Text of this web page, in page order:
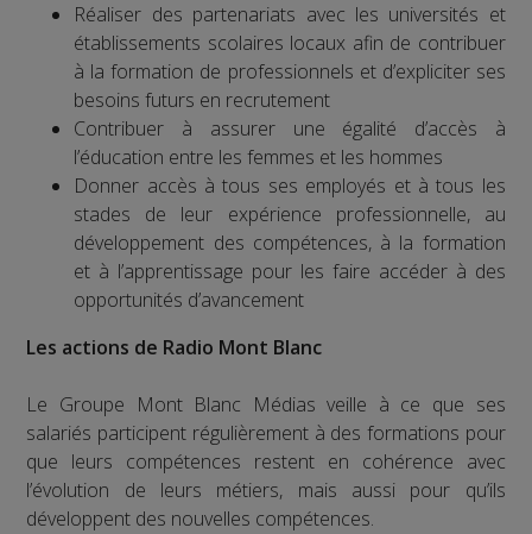
Réaliser des partenariats avec les universités et
établissements scolaires locaux afin de contribuer
à la formation de professionnels et d’expliciter ses
besoins futurs en recrutement
Contribuer à assurer une égalité d’accès à
l’éducation entre les femmes et les hommes
Donner accès à tous ses employés et à tous les
stades de leur expérience professionnelle, au
développement des compétences, à la formation
et à l’apprentissage pour les faire accéder à des
opportunités d’avancement
Les actions de Radio Mont Blanc
Le Groupe Mont Blanc Médias veille à ce que ses
salariés participent régulièrement à des formations pour
que leurs compétences restent en cohérence avec
l’évolution de leurs métiers, mais aussi pour qu’ils
développent des nouvelles compétences.